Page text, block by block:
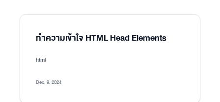
ทำความเข้าใจ HTML Head Elements
html
Dec. 9, 2024